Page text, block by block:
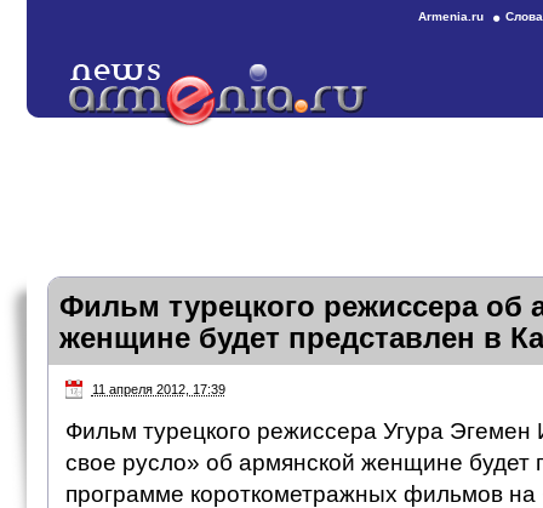
Armenia.ru
Фильм турецкого режиссера об
женщине будет представлен в
11 апреля 2012, 17:39
Фильм турецкого режиссера Угура
свое русло» об армянской женщине будет
программе короткометражных фильмов